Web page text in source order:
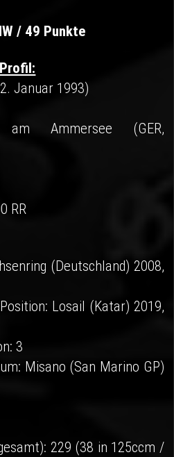
/ 49 Punkte
Januar 1993)
am Ammersee (GER,
RR
(Deutschland) 2008,
Losail (Katar) 2019,
3
Misano (San Marino GP)
229 (38 in 125ccm /